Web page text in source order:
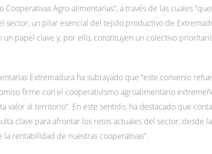
Agro-alimentarias”, a través de las cuales
un pilar esencial del tejido productivo de
papel clave y, por ello, constituyen un colectivo
Extremadura ha subrayado que “este convenio
firme con el cooperativismo agroalimentario
valor al territorio”. En este sentido, ha destacado que
clave para afrontar los retos actuales del sector, desde
rentabilidad de nuestras cooperativas”.